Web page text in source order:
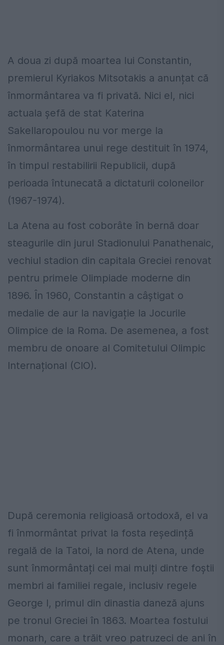
A doua zi după moartea lui Constantin,
premierul Kyriakos Mitsotakis a anunțat că
înmormântarea va fi privată. Nici el, nici
actuala șefă de stat Katerina
Sakellaropoulou nu vor merge la
înmormântarea unui rege destituit în 1974,
în timpul restabilirii Republicii, după
perioada întunecată a dictaturii coloneilor
(1967-1974).
La Atena au fost coborâte în bernă doar
steagurile din jurul Stadionului Panathenaic,
vechiul stadion din capitala Greciei renovat
pentru primele Olimpiade moderne din
1896. În 1960, Constantin a câștigat o
medalie de aur la navigație la Jocurile
Olimpice de la Roma. De asemenea, a fost
membru de onoare al Comitetului Olimpic
Internațional (CIO).
După ceremonia religioasă ortodoxă, el va
fi înmormântat privat la fosta reședință
regală de la Tatoi, la nord de Atena, unde
sunt înmormântați cei mai mulți dintre foștii
membri ai familiei regale, inclusiv regele
George I, primul din dinastia daneză ajuns
pe tronul Greciei în 1863. Moartea fostului
monarh, care a trăit vreo patruzeci de ani în